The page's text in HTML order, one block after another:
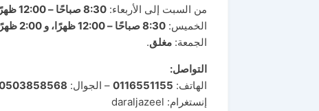
من السبت إلى الأربعاء: 8:30صباحًا – 12:00 ظهرًا
الخميس: 8:30صباحًا – 12:00 ظهرًا، و 2:00 ظهرًا – 9:00 مساءً
الجمعة: مغلق.
التواصل:
الهاتف: 0116551155 – الجوال:
إنستغرام: daraljazeel